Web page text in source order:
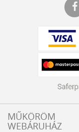
MŰKÖRÖM
WEBÁRUHÁZ